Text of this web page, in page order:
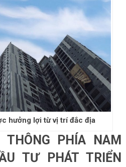
hưởng lợi từ vị trí đắc địa
THÔNG PHÍA NAM
TƯ PHÁT TRIỂN